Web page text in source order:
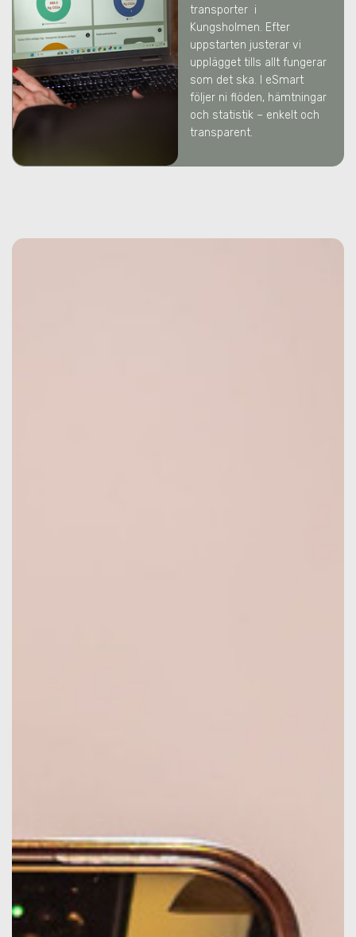
transporter i
Kungsholmen. Efter
uppstarten justerar vi
upplägget tills allt fungerar
som det ska. I eSmart
följer ni flöden, hämtningar
och statistik – enkelt och
transparent.